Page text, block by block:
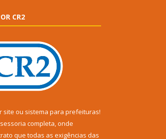
CR2
site ou sistema para prefeituras!
completa, onde
que todas as exigências das